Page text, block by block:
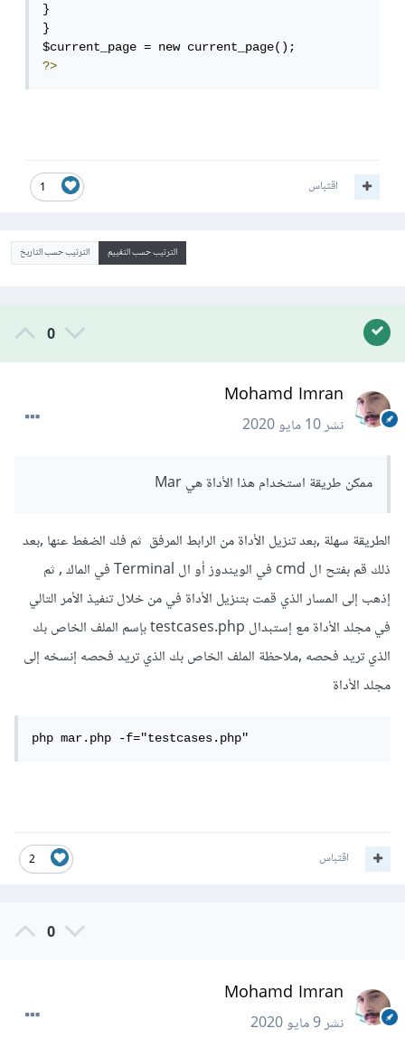
}
}
?>
1 اقتباس
الترتيب حسب التقييم الترتيب حسب التاريخ
0
Mohamd Imran
نشر10 مايو 2020
ممكن طريقة استخدام هذا الأداة هي Mar
الطريقة سهلة ,بعد تنزيل الأداة من الرابط المرفق ثم فك الضغط عنها ,بعد
ذلك قم بفتح ال cmd في الويندوز أو ال Terminal في الماك , ثم
إذهب إلى المسار الذي قمت بتنزيل الأداة في من خلال تنفيذ الأمر التالي
في مجلد الأداة مع إستبدال testcases.php بإسم الملف الخاص بك
الذي تريد فحصه ,ملاحظة الملف الخاص بك الذي تريد فحصه إنسخه إلى
مجلد الأداة
php mar.php -f="testcases.php"
2 اقتباس
0
Mohamd Imran
نشر9 مايو 2020